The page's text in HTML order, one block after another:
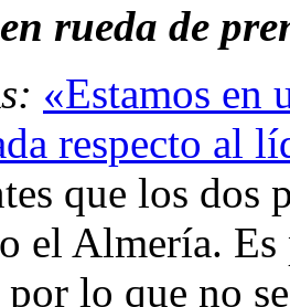
rueda de
«Estamos en
respecto al
que los dos
el Almería.
lo que no